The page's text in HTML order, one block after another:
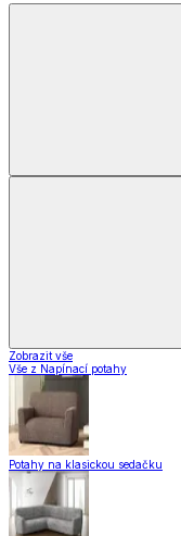
Zobrazit vše
Vše z Napínací potahy
Potahy na klasickou sedačku